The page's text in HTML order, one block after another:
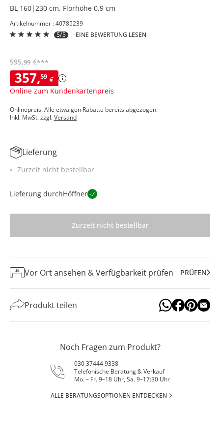
BL 160|230 cm, Florhöhe 0,9 cm
Artikelnummer : 40785239
5/5
EINE BEWERTUNG LESEN
357,59 €
Online zum Kundenkartenpreis
595,99 €***
Onlinepreis: Alle etwaigen Rabatte bereits abgezogen.
Inkl. MwSt. zzgl.Versand
Lieferung
Zurzeit nicht bestellbar
Lieferung durchHöffner
Zurzeit nicht bestellbar
Vor Ort ansehen & Verfügbarkeit prüfen PRÜFEN
Produkt teilen
Noch Fragen zum Produkt?
030 37444 9338
Telefonische Beratung & Verkauf
Mo. – Fr. 9–18 Uhr, Sa. 9–17:30 Uhr
ALLE BERATUNGSOPTIONEN ENTDECKEN